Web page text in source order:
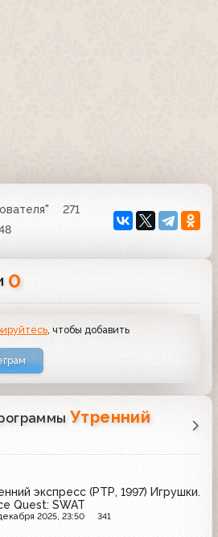
271
0
, чтобы добавить
Утренний
экспресс (РТР, 1997) Игрушки.
Quest: SWAT
2025, 23:50 341